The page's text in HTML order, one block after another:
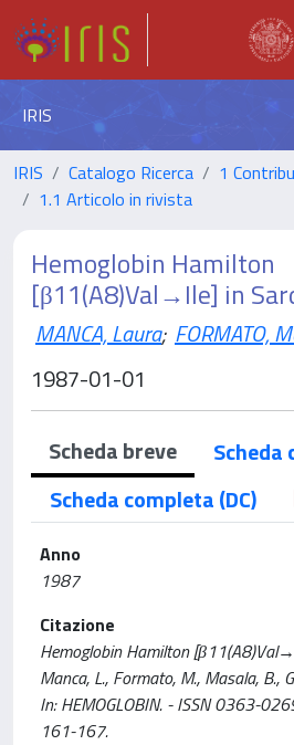
IRIS
IRIS Catalogo Ricerca
1
1.1 Articolo in rivista
Hemoglobin Hamilton
[β11(A8)Val→Ile] in
MANCA, Laura; FORMATO,
1987-01-01
Scheda breve
Scheda
Scheda completa (DC)
Anno
1987
Citazione
Hemoglobin Hamilton
Manca, L., Formato, M., Masala, B.,
In: HEMOGLOBIN. - ISSN 0363-
161-167.